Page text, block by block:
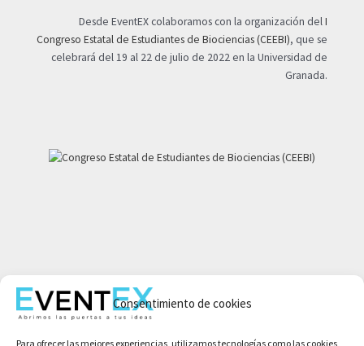
Consentimiento de cookies
Para ofrecer las mejores experiencias, utilizamos tecnologías como las cookies
Desde EventEX colaboramos con la organización delI
Congreso Estatal de Estudiantes de Biociencias (CEEBI), que se
celebrará del 19 al 22 de julio de 2022 en la Universidad de
Granada.
Aviso legal